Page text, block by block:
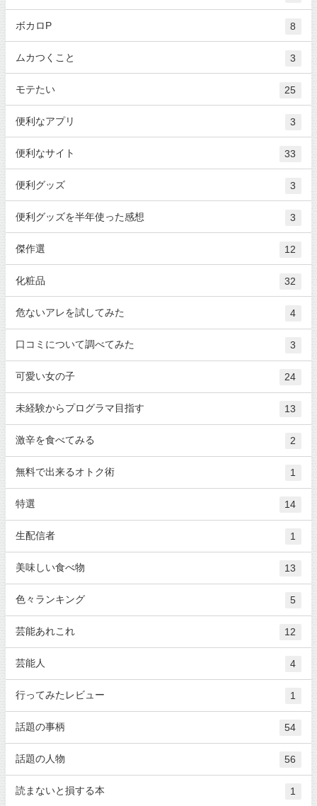
ボカロP 8
ムカつくこと 3
モテたい 25
便利なアプリ 3
便利なサイト 33
便利グッズ 3
便利グッズを半年使った感想 3
傑作選 12
化粧品 32
危ないアレを試してみた 4
口コミについて調べてみた 3
可愛い女の子 24
未経験からプログラマ目指す 13
激辛を食べてみる 2
無料で出来るオトク術 1
特選 14
生配信者 1
美味しい食べ物 13
色々ランキング 5
芸能あれこれ 12
芸能人 4
行ってみたレビュー 1
話題の事柄 54
話題の人物 56
読まないと損する本 1